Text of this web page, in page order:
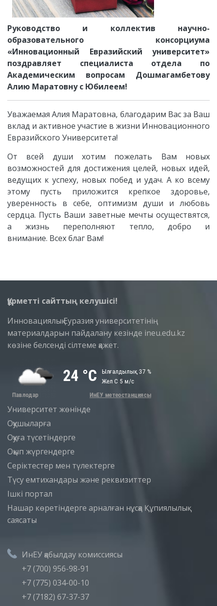
Руководство и коллектив научно-
образовательного консорциума
«Инновационный Евразийский университет»
поздравляет специалиста отдела по
Академическим вопросам Дошмагамбетову
Алию Маратовнус Юбилеем!
УважаемаяАлия Маратовна, благодарим Вас за Ваш
вклад и активное участие в жизни Инновационного
Евразийского Университета!
От всей души хотим пожелать Вам новых
возможностей для достижения целей, новых идей,
ведущих к успеху, новых побед и удач. А ко всему
этому пусть приложится крепкое здоровье,
уверенность в себе, оптимизм души и любовь
сердца. Пусть Ваши заветные мечты осуществятся,
а жизнь переполняют тепло, добро и
внимание. Всех благ Вам!
Құрметті сайттың келушісі!
Инновациялық Еуразия университетінің
материалдарын пайдалану кезінде ineu.edu.kz
көзіне белсенді сілтеме қажет.
Университет жөнінде
Оқушыларға
Оқуға түсетіндерге
Оқып жүргендерге
Серіктестер мен түлектерге
Түсу емтихандары және реквизиттер
Iшкi портал
Нашар көретіндерге арналған нұсқа Құпиялылық
саясаты
ИнЕУ қабылдау комиссиясы
+7 (700) 956-98-91
+7 (775) 034-00-10
+7 (7182) 67-37-37